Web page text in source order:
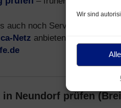
Wir sind
auch noch Service-Provider,
Netz anbieten.
in Neundorf prüfen